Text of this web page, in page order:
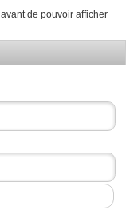
avant de pouvoir afficher